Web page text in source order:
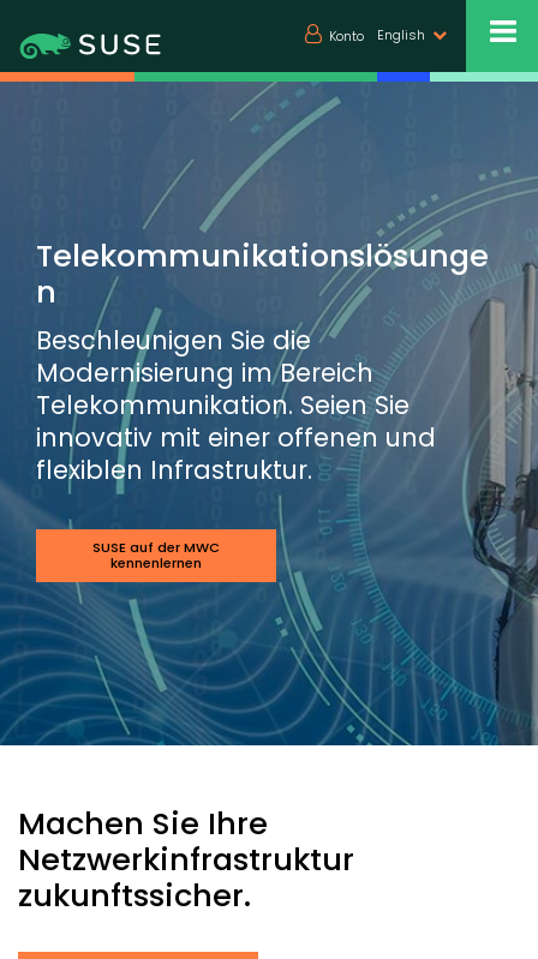
Konto English
Telekommunikationslösunge
n
Beschleunigen Sie die
Modernisierung im Bereich
Telekommunikation. Seien Sie
innovativ mit einer offenen und
flexiblen Infrastruktur.
SUSE auf der MWC
kennenlernen
Machen Sie Ihre
Netzwerkinfrastruktur
zukunftssicher.